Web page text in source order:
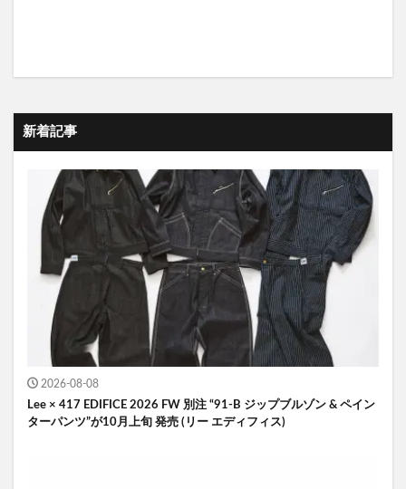
新着記事
2026-08-08
Lee × 417 EDIFICE 2026 FW 別注 “91-B ジップブルゾン & ペイン
ターパンツ”が10月上旬 発売 (リー エディフィス)